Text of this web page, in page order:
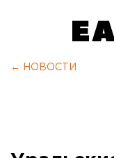
← НОВОСТИ